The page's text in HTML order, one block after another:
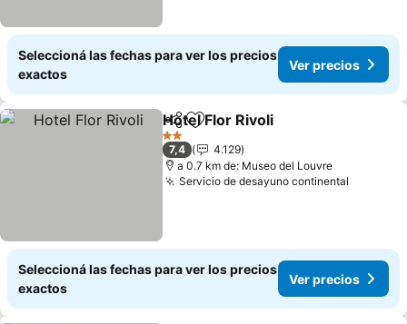
Seleccioná las fechas para ver los precios
exactos
Ver precios
CompartirAñadir a favoritos
Hotel Flor Rivoli
2 Estrellas
7,4
4.129
a 0.7 km de: Museo del Louvre
Servicio de desayuno continental
Seleccioná las fechas para ver los precios
exactos
Ver precios